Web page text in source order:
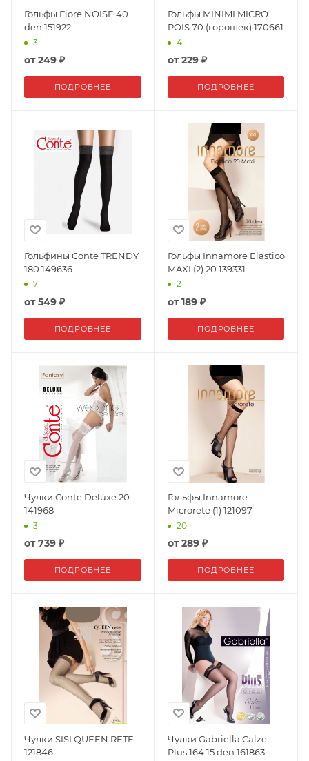
Гольфы Fiore NOISE 40
den 151922
3
от249 ₽
ПОДРОБНЕЕ
Гольфы MINIMI MICRO
POIS 70 (горошек) 170661
4
от229 ₽
ПОДРОБНЕЕ
Гольфины Conte TRENDY
180 149636
7
от549 ₽
ПОДРОБНЕЕ
Гольфы Innamore Elastico
MAXI (2) 20 139331
2
от189 ₽
ПОДРОБНЕЕ
Чулки Conte Deluxe 20
141968
3
от739 ₽
ПОДРОБНЕЕ
Гольфы Innamore
Microrete (1) 121097
20
от289 ₽
ПОДРОБНЕЕ
Чулки SISI QUEEN RETE
121846
Чулки Gabriella Calze
Plus 164 15 den 161863